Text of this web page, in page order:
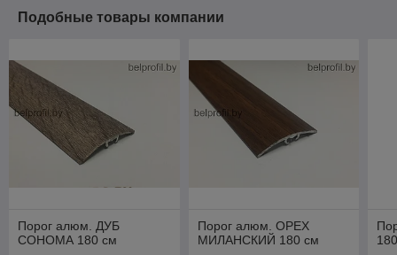
Подобные товары компании
Порог алюм. ДУБ
СОНОМА 180 см
Порог алюм. ОРЕХ
МИЛАНСКИЙ 180 см